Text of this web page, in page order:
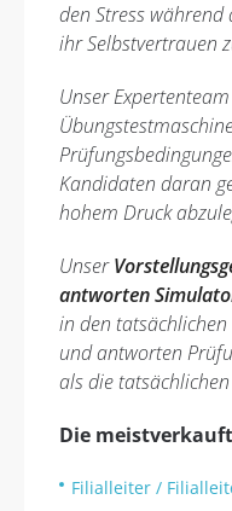
den Stress
ihr Selbstvertrauen
Unser
Kandidaten daran
hohem Druck
Unser
antworten
in den
und antworten
als die
Die
Filialleiter /